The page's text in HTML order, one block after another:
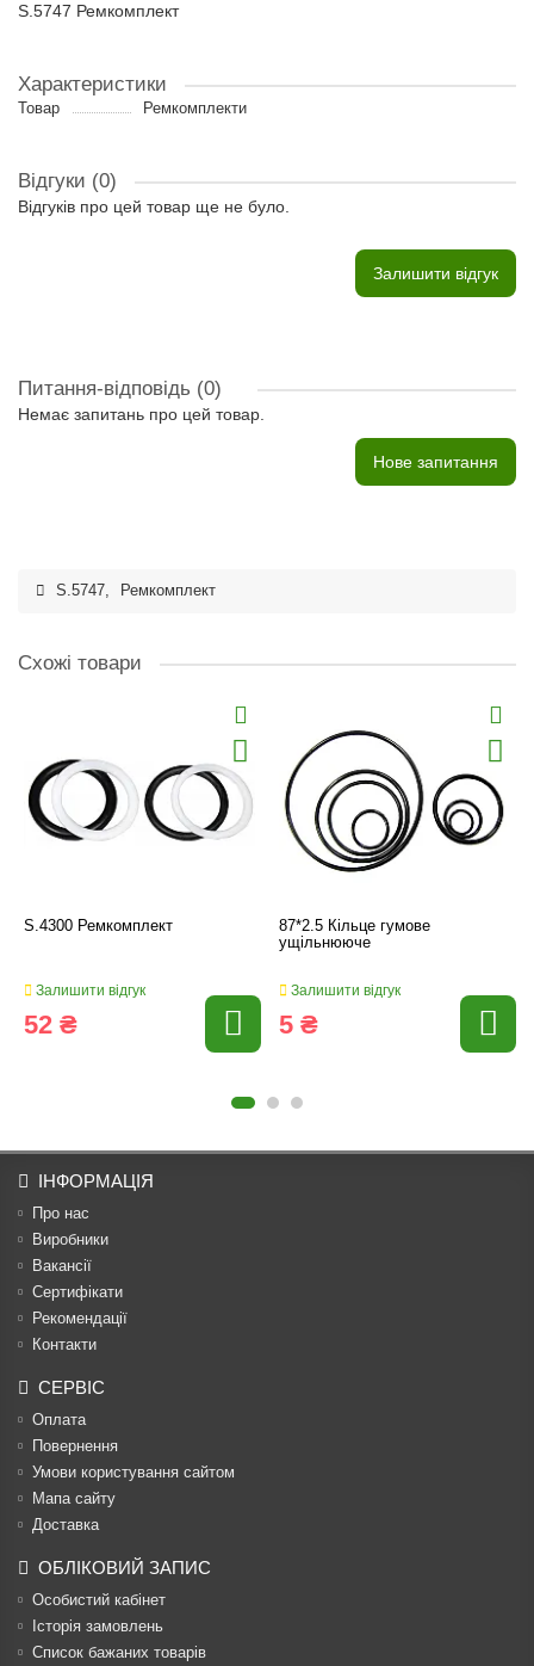
S.5747 Ремкомплект
Характеристики
Товар Ремкомплекти
Відгуки (0)
Відгуків про цей товар ще не було.
Залишити відгук
Питання-відповідь (0)
Немає запитань про цей товар.
Нове запитання
S.5747, Ремкомплект
Схожі товари
S.4300 Ремкомплект
Залишити відгук
52 ₴
87*2.5 Кільце гумове
ущільнююче
Залишити відгук
5 ₴
ІНФОРМАЦІЯ
Про нас
Виробники
Вакансії
Сертифікати
Рекомендації
Контакти
СЕРВІС
Оплата
Повернення
Умови користування сайтом
Мапа сайту
Доставка
ОБЛІКОВИЙ ЗАПИС
Особистий кабінет
Історія замовлень
Список бажаних товарів